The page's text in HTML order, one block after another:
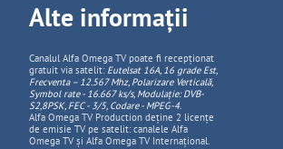
Alte informații
Canalul Alfa Omega TV poate fi recepționat
gratuit via satelit: Eutelsat 16A, 16 grade Est,
Frecventa – 12.567 Mhz, PolarizareVerticală,
Symbol rate - 16.667 ks/s, Modulație: DVB-
S2,8PSK, FEC - 3/5, Codare - MPEG-4.
Alfa Omega TV Production deține 2 licențe
de emisie TV pe satelit: canalele Alfa
Omega TV și Alfa Omega TV Internațional.